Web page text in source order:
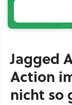
Jagged
Action
nicht so